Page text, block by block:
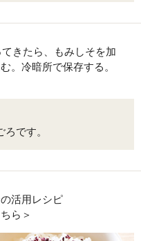
きたら、もみしそを加
。冷暗所で保存する。
です。
活用レシピ
ら＞